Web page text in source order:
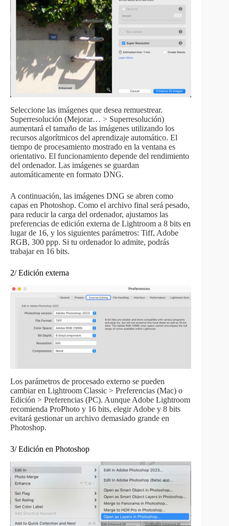
Seleccione las imágenes que desea remuestrear.
Superresolución (Mejorar… > Superresolución)
aumentará el tamaño de las imágenes utilizando los
recursos algorítmicos del aprendizaje automático. El
tiempo de procesamiento mostrado en la ventana es
orientativo. El funcionamiento depende del rendimiento
del ordenador. Las imágenes se guardan
automáticamente en formato DNG.
A continuación, las imágenes DNG se abren como
capas en Photoshop. Como el archivo final será pesado,
para reducir la carga del ordenador, ajustamos las
preferencias de edición externa de Lightroom a 8 bits en
lugar de 16, y los siguientes parámetros: Tiff, Adobe
RGB, 300 ppp. Si tu ordenador lo admite, podrás
trabajar en 16 bits.
2/ Edición externa
Los parámetros de procesado externo se pueden
cambiar en Lightroom Classic > Preferencias (Mac) o
Edición > Preferencias (PC). Aunque Adobe Lightroom
recomienda ProPhoto y 16 bits, elegir Adobe y 8 bits
evitará gestionar un archivo demasiado grande en
Photoshop.
3/ Edición en Photoshop